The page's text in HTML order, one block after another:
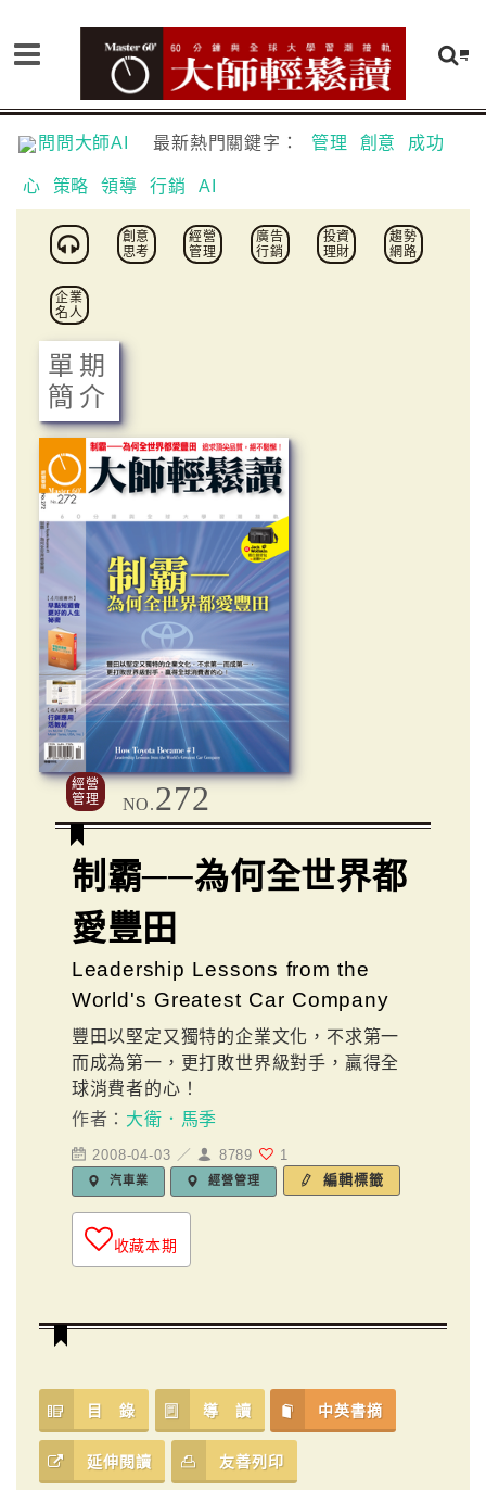
問問大師AI 最新熱門關鍵字： 管理 創意 成功
心 策略 領導 行銷 AI
創意
思考
經營
管理
廣告
行銷
投資
理財
趨勢
網路
企業
名人
單期
簡介
經營
管理
NO.272
制霸──為何全世界都
愛豐田
Leadership Lessons from the
World's Greatest Car Company
豐田以堅定又獨特的企業文化，不求第一
而成為第一，更打敗世界級對手，贏得全
球消費者的心！
作者： 大衛．馬季
2008-04-03 ／ 8789 1
汽車業 經營管理 編輯標籤
收藏本期
目 錄 導 讀 中英書摘
延伸閱讀 友善列印